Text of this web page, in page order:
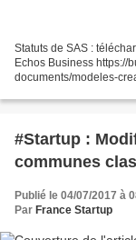
Statuts de SAS :
Echos Business https://
documents/modeles-
#Startup :
communes
Publié le 04/07/2017 à
Par France Startup